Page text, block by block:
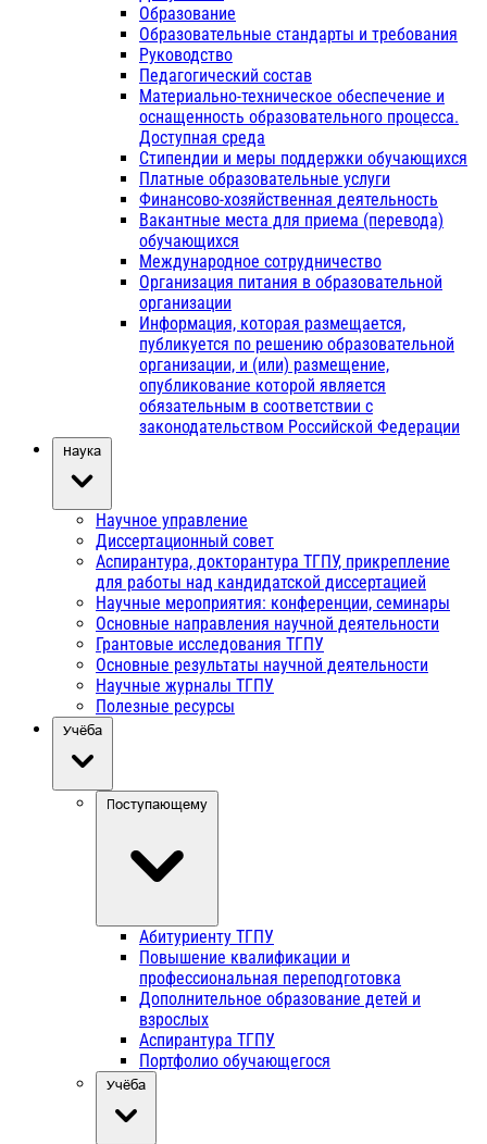
Образование
Образовательные стандарты и требования
Руководство
Педагогический состав
Материально-техническое обеспечение и
оснащенность образовательного процесса.
Доступная среда
Стипендии и меры поддержки обучающихся
Платные образовательные услуги
Финансово-хозяйственная деятельность
Вакантные места для приема (перевода)
обучающихся
Международное сотрудничество
Организация питания в образовательной
организации
Информация, которая размещается,
публикуется по решению образовательной
организации, и (или) размещение,
опубликование которой является
обязательным в соответствии с
законодательством Российской Федерации
Наука
Научное управление
Диссертационный совет
Аспирантура, докторантура ТГПУ, прикрепление
для работы над кандидатской диссертацией
Научные мероприятия: конференции, семинары
Основные направления научной деятельности
Грантовые исследования ТГПУ
Основные результаты научной деятельности
Научные журналы ТГПУ
Полезные ресурсы
Учёба
Поступающему
Абитуриенту ТГПУ
Повышение квалификации и
профессиональная переподготовка
Дополнительное образование детей и
взрослых
Аспирантура ТГПУ
Портфолио обучающегося
Учёба